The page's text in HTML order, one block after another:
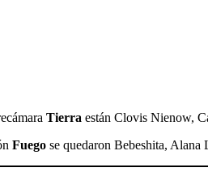
Tierra están Clovis Nienow,
Fuego se quedaron Bebeshita,